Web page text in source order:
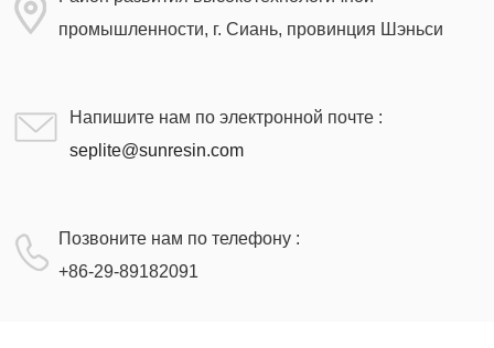
промышленности, г. Сиань, провинция Шэньси
Напишите нам по электронной почте :
seplite@sunresin.com
Позвоните нам по телефону :
+86-29-89182091